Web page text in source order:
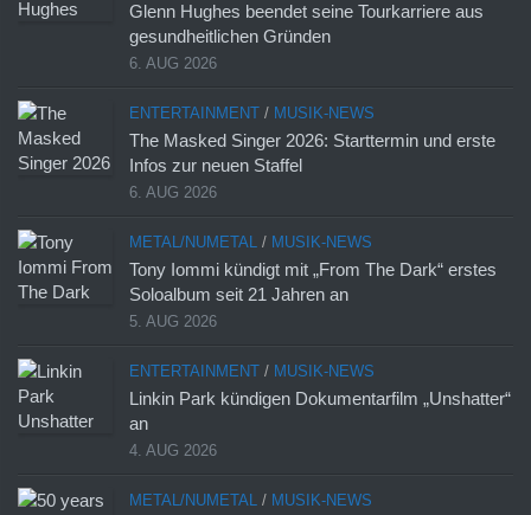
Glenn Hughes beendet seine Tourkarriere aus
gesundheitlichen Gründen
6. AUG 2026
ENTERTAINMENT / MUSIK-NEWS
The Masked Singer 2026: Starttermin und erste
Infos zur neuen Staffel
6. AUG 2026
METAL/NUMETAL / MUSIK-NEWS
Tony Iommi kündigt mit „From The Dark“ erstes
Soloalbum seit 21 Jahren an
5. AUG 2026
ENTERTAINMENT / MUSIK-NEWS
Linkin Park kündigen Dokumentarfilm „Unshatter“
an
4. AUG 2026
METAL/NUMETAL / MUSIK-NEWS